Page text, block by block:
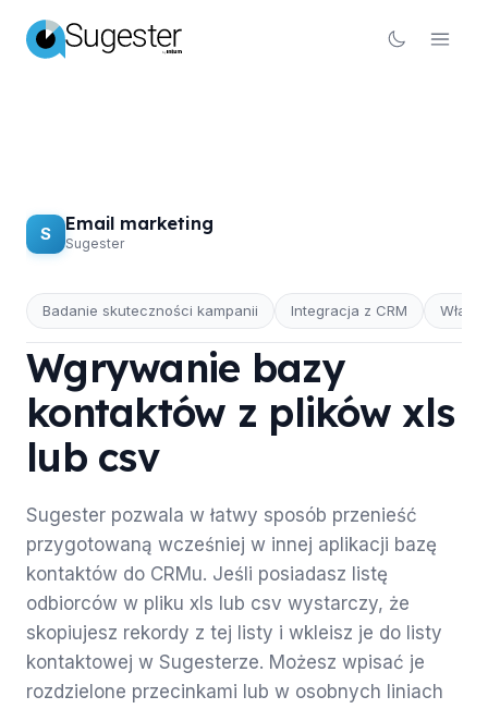
S Email marketing
Sugester
Badanie skuteczności kampanii Integracja z CRM
EMAIL MARKETING
Wgrywanie bazy
kontaktów z plików xls
lub csv
Sugester pozwala w łatwy sposób przenieść
przygotowaną wcześniej w innej aplikacji bazę
kontaktów do CRMu. Jeśli posiadasz listę
odbiorców w pliku xls lub csv wystarczy, że
skopiujesz rekordy z tej listy i wkleisz je do listy
kontaktowej w Sugesterze. Możesz wpisać je
rozdzielone przecinkami lub w osobnych liniach